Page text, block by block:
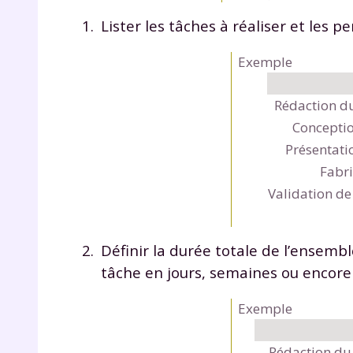
Lister les tâches à réaliser et les
Exemple
Rédaction
Validation
Définir la durée totale de
tâche en jours, semaines ou
Exemple
*
vos